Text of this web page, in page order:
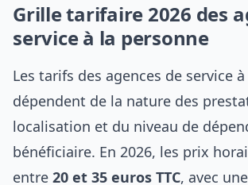
Grille tarifaire 2026 des
service à la personne
Les tarifs des agences de service
dépendent de la nature des
localisation et du niveau de
bénéficiaire. En 2026, les prix
entre 20 et 35 euros TTC, avec